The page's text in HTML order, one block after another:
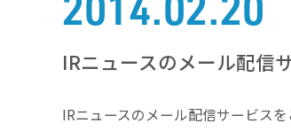
IRニュースのメール配信
IRニュースのメール配信サービス